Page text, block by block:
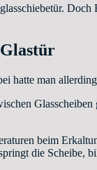
hatte man
beim
die Scheibe,